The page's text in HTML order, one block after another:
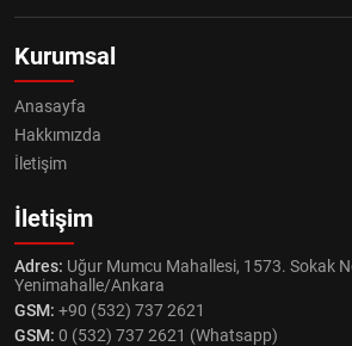
Kurumsal
Anasayfa
Hakkımızda
İletişim
İletişim
Adres: Uğur Mumcu Mahallesi, 1573. Sokak
Yenimahalle/Ankara
GSM: +90 (532) 737 2621
GSM: 0 (532) 737 2621 (Whatsapp)